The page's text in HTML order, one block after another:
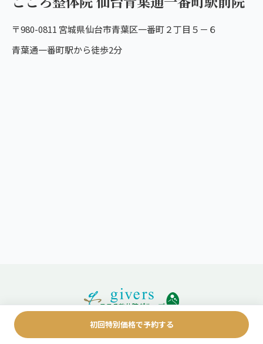
〒980-0811 宮城県仙台市青葉区一番町２丁目５－６
青葉通一番町駅から徒歩2分
サービス
初回特別価格で予約する